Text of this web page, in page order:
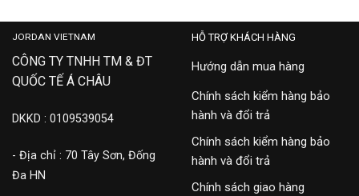
JORDAN VIETNAM
CÔNG TY TNHH TM & ĐT
QUỐC TẾ Á CHÂU
DKKD : 0109539054
- Địa chỉ : 70 Tây Sơn, Đống
Đa HN
HỖ TRỢ KHÁCH HÀNG
Hướng dẫn mua hàng
Chính sách kiểm hàng bảo
hành và đổi trả
Chính sách kiểm hàng bảo
hành và đổi trả
Chính sách giao hàng